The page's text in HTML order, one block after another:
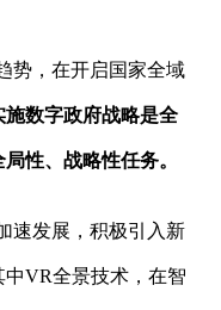
势，在开启国家全域
施数字政府战略是全
性、战略性任务。
速发展，积极引入新
VR全景技术，在智